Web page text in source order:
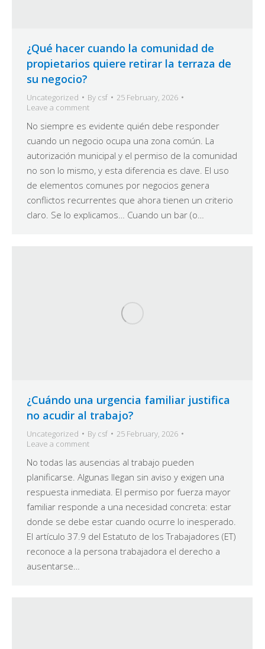
¿Qué hacer cuando la comunidad de
propietarios quiere retirar la terraza de
su negocio?
Uncategorized By csf
25 February, 2026
Leave a comment
No siempre es evidente quién debe responder
cuando un negocio ocupa una zona común. La
autorización municipal y el permiso de la comunidad
no son lo mismo, y esta diferencia es clave. El uso
de elementos comunes por negocios genera
conflictos recurrentes que ahora tienen un criterio
claro. Se lo explicamos… Cuando un bar (o…
¿Cuándo una urgencia familiar justifica
no acudir al trabajo?
Uncategorized By csf
25 February, 2026
Leave a comment
No todas las ausencias al trabajo pueden
planificarse. Algunas llegan sin aviso y exigen una
respuesta inmediata. El permiso por fuerza mayor
familiar responde a una necesidad concreta: estar
donde se debe estar cuando ocurre lo inesperado.
El artículo 37.9 del Estatuto de los Trabajadores (ET)
reconoce a la persona trabajadora el derecho a
ausentarse…